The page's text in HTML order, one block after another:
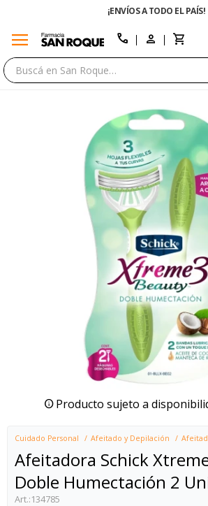
¡ENVÍOS A TODO EL PAÍS!
menu call
Producto sujeto a
Cuidado Personal Afeitado y Depilación
Afeitadora Schick
Doble Humectación 2
134785
close